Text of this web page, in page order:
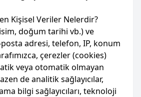
Kişisel Veriler Nelerdir?
doğum tarihi vb.) ve
adresi, telefon, IP, konum
çerezler (cookies)
veya otomatik olmayan
de analitik sağlayıcılar,
bilgi sağlayıcıları, teknoloji